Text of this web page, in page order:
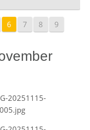
6 7 8
9